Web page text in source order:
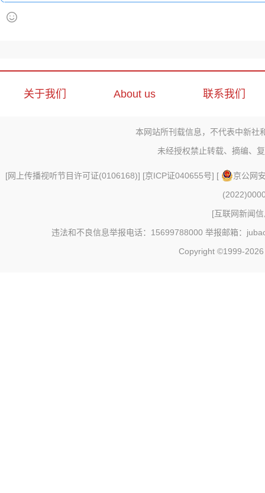
关于我们 About us 联系我们
本网站所刊载信息，不代表中新社
未经授权禁止转载、摘编、
[网上传播视听节目许可证(0106168)] [京ICP证040655号] [
京公网
[互联网新闻
违法和不良信息举报电话：15699788000 举报邮箱：
Copyright ©1999-